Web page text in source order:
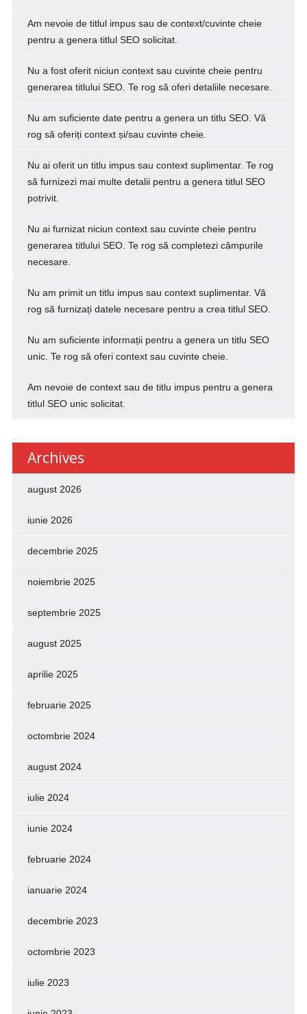
Am nevoie de titlul impus sau de context/cuvinte cheie
pentru a genera titlul SEO solicitat.
Nu a fost oferit niciun context sau cuvinte cheie pentru
generarea titlului SEO. Te rog să oferi detaliile necesare.
Nu am suficiente date pentru a genera un titlu SEO. Vă
rog să oferiți context și/sau cuvinte cheie.
Nu ai oferit un titlu impus sau context suplimentar. Te rog
să furnizezi mai multe detalii pentru a genera titlul SEO
potrivit.
Nu ai furnizat niciun context sau cuvinte cheie pentru
generarea titlului SEO. Te rog să completezi câmpurile
necesare.
Nu am primit un titlu impus sau context suplimentar. Vă
rog să furnizați datele necesare pentru a crea titlul SEO.
Nu am suficiente informații pentru a genera un titlu SEO
unic. Te rog să oferi context sau cuvinte cheie.
Am nevoie de context sau de titlu impus pentru a genera
titlul SEO unic solicitat.
Archives
august 2026
iunie 2026
decembrie 2025
noiembrie 2025
septembrie 2025
august 2025
aprilie 2025
februarie 2025
octombrie 2024
august 2024
iulie 2024
iunie 2024
februarie 2024
ianuarie 2024
decembrie 2023
octombrie 2023
iulie 2023